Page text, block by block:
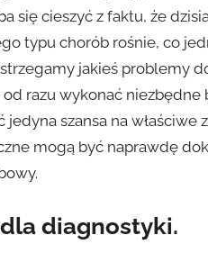
się cieszyć z faktu, że
typu chorób rośnie, co
jakieś problemy
razu wykonać
jedyna szansa na
mogą być naprawdę
diagnostyki.